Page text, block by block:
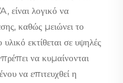
είναι λογικό να
καθώς μειώνει το
εκτίθεται σε υψηλές
να κυμαίνονται
να επιτευχθεί η